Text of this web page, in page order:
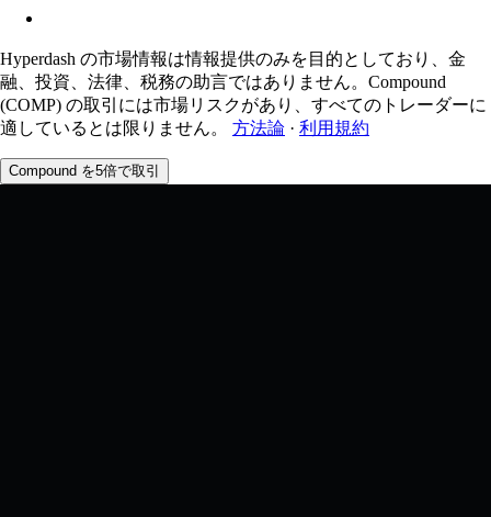
Hyperdash の市場情報は情報提供のみを目的としており、金
融、投資、法律、税務の助言ではありません。Compound
(COMP) の取引には市場リスクがあり、すべてのトレーダーに
適しているとは限りません。
方法論 · 利用規約
Compound を5倍で取引